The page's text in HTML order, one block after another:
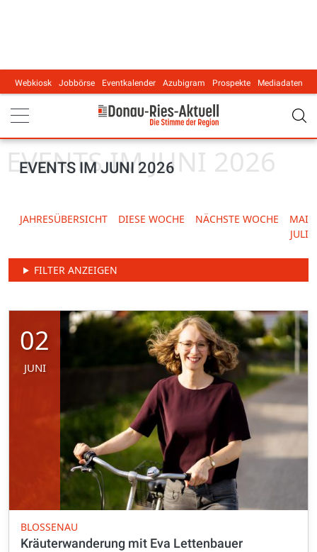
Main navigation
Webkiosk Jobbörse Eventkalender Azubigram Prospekte Mediadaten
EVENTS IM JUNI 2026
EVENTS IM JUNI 2026
JAHRESÜBERSICHT DIESE WOCHE NÄCHSTE WOCHE
MAI
JULI
FILTER ANZEIGEN
02
JUNI
BLOSSENAU
Kräuterwanderung mit Eva Lettenbauer